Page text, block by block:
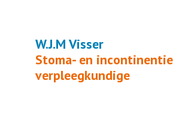
W.J.M Visser
Stoma- en incontinentie
verpleegkundige